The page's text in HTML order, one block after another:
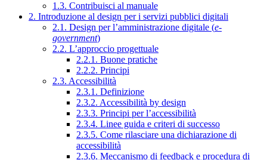
1.3. Contribuisci al manuale
2. Introduzione al design per i servizi pubblici digitali
2.1. Design per l’amministrazione digitale (e-
government)
2.2. L’approccio progettuale
2.2.1. Buone pratiche
2.2.2. Principi
2.3. Accessibilità
2.3.1. Definizione
2.3.2. Accessibilità by design
2.3.3. Principi per l’accessibilità
2.3.4. Linee guida e criteri di successo
2.3.5. Come rilasciare una dichiarazione di
accessibilità
2.3.6. Meccanismo di feedback e procedura di